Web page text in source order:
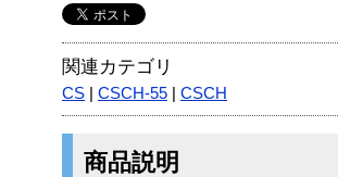
関連カテゴリ
CS CSCH-55 CSCH
商品説明